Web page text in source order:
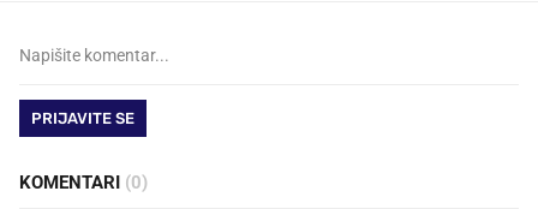
PRIJAVITE SE
KOMENTARI (0)